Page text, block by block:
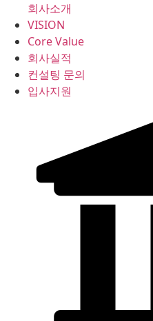
회사소개
VISION
Core Value
회사실적
컨설팅 문의
입사지원